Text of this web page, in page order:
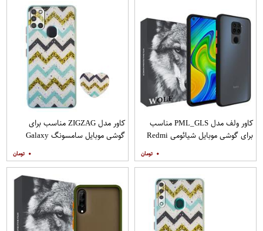
کاور ولف مدل PML_GLS مناسب
برای گوشی موبایل شیائومی Redmi
۰
کاور مدل ZIGZAG مناسب برای
گوشی موبایل سامسونگ Galaxy
۰